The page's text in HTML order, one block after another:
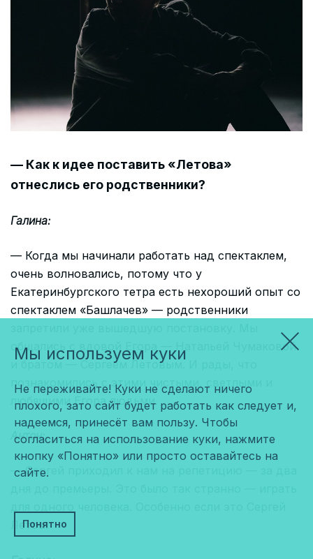
— Как к идее поставить «Летова»
отнеслись его родственники?
Галина:
— Когда мы начинали работать над спектаклем,
очень волновались, потому что у
Екатеринбургского тетра есть нехороший опыт со
спектаклем «Башлачев» — родственники
общались с вдовой Егора — Натальей Чумаковой
и братом — Сергеем Летовым. И рады, что
познакомились с этими чистыми, светлыми и
любящими Егора людьми.
Антон:
— Сергей приходил к нам на репетицию — за два
Летов.
Мы используем куки
Не переживайте! Куки не сделают ничего
плохого, зато сайт будет работать как следует и,
надеемся, принесёт вам пользу. Чтобы
согласиться на использование куки, нажмите
кнопку «Понятно» или просто оставайтесь на
сайте.
Понятно